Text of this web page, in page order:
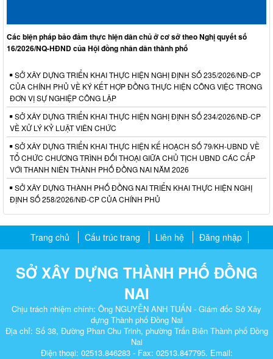
Các biện pháp bảo đảm thực hiện dân chủ ở cơ sở theo Nghị quyết số
16/2026/NQ-HĐND của Hội đồng nhân dân thành phố
SỞ XÂY DỰNG TRIỂN KHAI THỰC HIỆN NGHỊ ĐỊNH SỐ 235/2026/NĐ-CP
CỦA CHÍNH PHỦ VỀ KÝ KẾT HỢP ĐỒNG THỰC HIỆN CÔNG VIỆC TRONG
ĐƠN VỊ SỰ NGHIỆP CÔNG LẬP
SỞ XÂY DỰNG TRIỂN KHAI THỰC HIỆN NGHỊ ĐỊNH SỐ 234/2026/NĐ-CP
VỀ XỬ LÝ KỶ LUẬT VIÊN CHỨC
SỞ XÂY DỰNG TRIỂN KHAI THỰC HIỆN KẾ HOẠCH SỐ 79/KH-UBND VỀ
TỔ CHỨC CHƯƠNG TRÌNH ĐỐI THOẠI GIỮA CHỦ TỊCH UBND CÁC CẤP
VỚI THANH NIÊN THÀNH PHỐ ĐỒNG NAI NĂM 2026
SỞ XÂY DỰNG THÀNH PHỐ ĐỒNG NAI TRIỂN KHAI THỰC HIỆN NGHỊ
ĐỊNH SỐ 258/2026/NĐ-CP CỦA CHÍNH PHỦ
Trang chủ Cấu trúc trang Liên hệ Đăng nhập
SỞ XÂY DỰNG THÀNH PHỐ ĐỒNG
NAI
Chịu trách nhiệm chính: Ông NGUYỄN ANH TUẤN - Giám đốc Sở Xây
dựng Thành phố Đồng Nai
Địa chỉ: Số 38, Đường Phan Chu Trinh, phường Trấn Biên Thành phố Đồng
Nai
Điện thoại: 02513.846283 - Fax: 02513.847795. Email: